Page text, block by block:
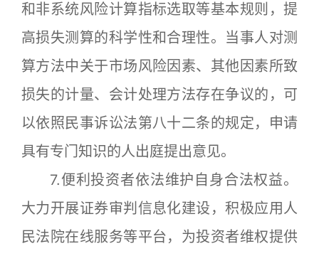
和非系统风险计算指标选取等基本规则，提
高损失测算的科学性和合理性。当事人对测
算方法中关于市场风险因素、其他因素所致
损失的计量、会计处理方法存在争议的，可
以依照民事诉讼法第八十二条的规定，申请
具有专门知识的人出庭提出意见。
7.便利投资者依法维护自身合法权益。
大力开展证券审判信息化建设，积极应用人
民法院在线服务等平台，为投资者维权提供